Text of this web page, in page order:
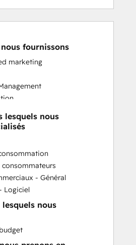
fournissons
marketing
Training
Training
and Analysis
Services
Development
lesquels nous
- Général
Logiciel
lesquels nous